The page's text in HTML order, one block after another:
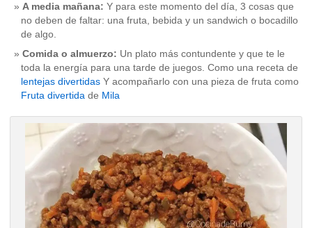
A media mañana: Y para este momento del día, 3 cosas que
no deben de faltar: una fruta, bebida y un sandwich o bocadillo
de algo.
Comida o almuerzo: Un plato más contundente y que te le
toda la energía para una tarde de juegos. Como una receta de
lentejas divertidas Y acompañarlo con una pieza de fruta como
Fruta divertida de Mila